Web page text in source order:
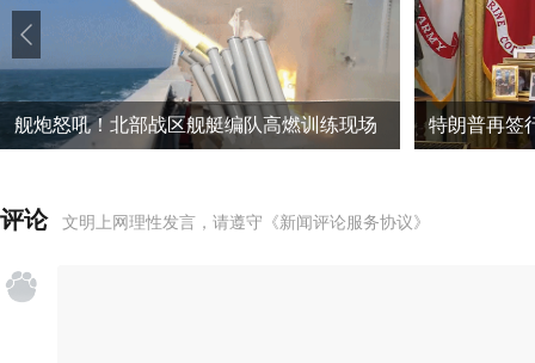
舰炮怒吼！北部战区舰艇编队高燃训练现场
评论 文明上网理性发言，请遵守 《新闻评论服务协议》